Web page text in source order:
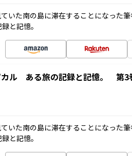
いた南の島に滞在することになった
と記憶。
カル ある旅の記録と記憶。 第3
いた南の島に滞在することになった
と記憶。